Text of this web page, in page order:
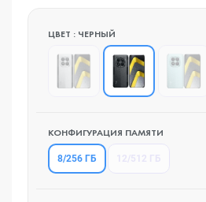
ЦВЕТ : ЧЕРНЫЙ
КОНФИГУРАЦИЯ ПАМЯТИ
8/256 ГБ